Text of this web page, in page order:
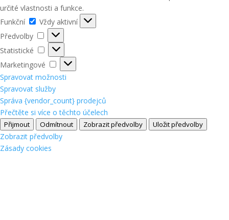
určité vlastnosti a funkce.
Funkční
Funkční
Vždy aktivní
Předvolby
Předvolby
Statistické
Statistické
Marketingové
Marketingové
Spravovat možnosti
Spravovat služby
Správa {vendor_count} prodejců
Přečtěte si více o těchto účelech
Přijmout Odmítnout Zobrazit předvolby Uložit předvolby
Zobrazit předvolby
Zásady cookies